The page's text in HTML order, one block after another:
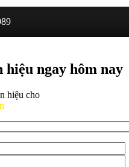
hiệu ngay hôm nay
hiệu cho